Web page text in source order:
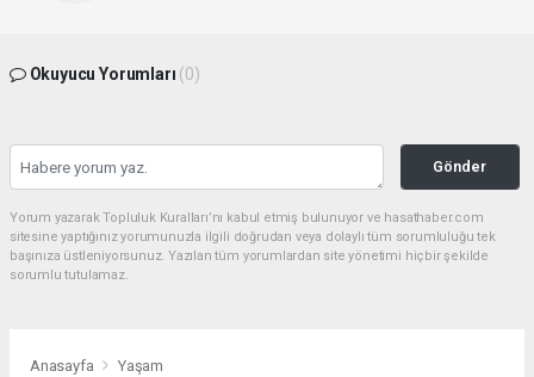
Okuyucu Yorumları (0)
Gönder
Yorum yazarak Topluluk Kuralları’nı kabul etmiş bulunuyor ve hasathaber.com
sitesine yaptığınız yorumunuzla ilgili doğrudan veya dolaylı tüm sorumluluğu tek
başınıza üstleniyorsunuz. Yazılan tüm yorumlardan site yönetimi hiçbir şekilde
sorumlu tutulamaz.
Anasayfa Yaşam